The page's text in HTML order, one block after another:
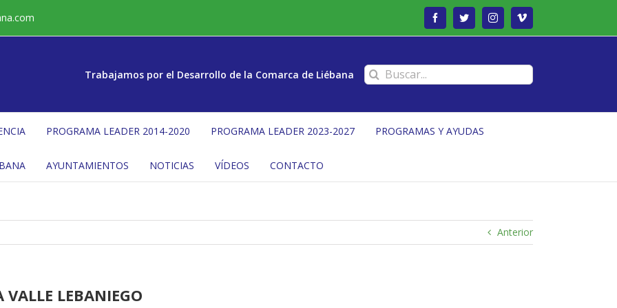
FacebookTwitterInstagramVimeo
Trabajamos por el Desarrollo de la Comarca de Liébana Buscar:
PROGRAMA LEADER 2014-2020 PROGRAMA LEADER 2023-2027 PROGRAMAS Y AYUDAS
AYUNTAMIENTOS NOTICIAS VÍDEOS CONTACTO
Anterior
LEBANIEGO